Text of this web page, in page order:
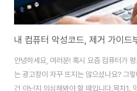
내 컴퓨터 악성코드, 제거 가이드
안녕하세요, 여러분! 혹시 요즘 컴퓨터가
는 광고창이 자꾸 뜨지는 않으셨나요? 그
건 아닌지 의심해봐야 할 때입니다.목차1.